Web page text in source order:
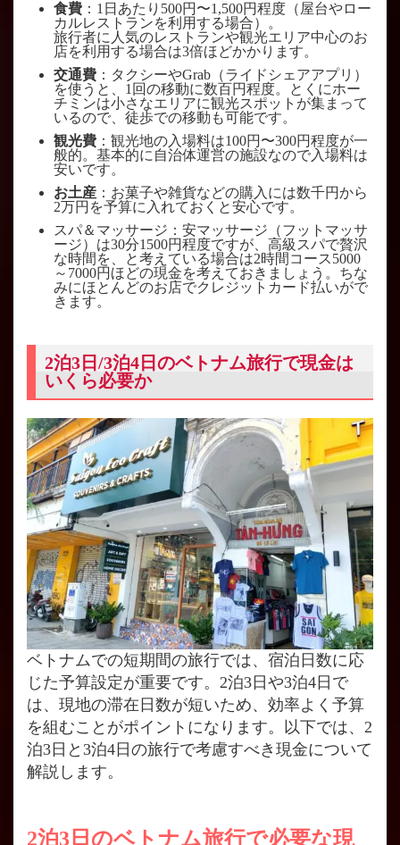
食費 ：1日あたり500円〜1,500円程度（屋台やロー
カルレストランを利用する場合）。
旅行者に人気のレストランや観光エリア中心のお
店を利用する場合は3倍ほどかかります。
交通費 ：タクシーやGrab（ライドシェアアプリ）
を使うと、1回の移動に数百円程度。とくにホー
チミンは小さなエリアに観光スポットが集まって
いるので、徒歩での移動も可能です。
観光費 ：観光地の入場料は100円〜300円程度が一
般的。基本的に自治体運営の施設なので入場料は
安いです。
お土産 ：お菓子や雑貨などの購入には数千円から
2万円を予算に入れておくと安心です。
スパ＆マッサージ：安マッサージ（フットマッサ
ージ）は30分1500円程度ですが、高級スパで贅沢
な時間を、と考えている場合は2時間コース5000
～7000円ほどの現金を考えておきましょう。ちな
みにほとんどのお店でクレジットカード払いがで
きます。
2泊3日/3泊4日のベトナム旅行で現金は
いくら必要か
ベトナムでの短期間の旅行では、宿泊日数に応
じた予算設定が重要です。2泊3日や3泊4日で
は、現地の滞在日数が短いため、効率よく予算
を組むことがポイントになります。以下では、2
泊3日と3泊4日の旅行で考慮すべき現金について
解説します。
2泊3日のベトナム旅行で必要な現